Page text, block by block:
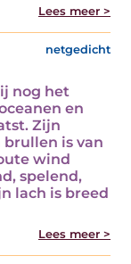
Lees meer >
netgedicht
nog het
en
Zijn
brullen is van
wind
spelend,
lach is breed
Lees meer >